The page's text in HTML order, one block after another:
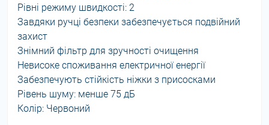
Рівні режиму швидкості: 2
Завдяки ручці безпеки забезпечується подвійний
захист
Знімний фільтр для зручності очищення
Невисоке споживання електричної енергії
Забезпечують стійкість ніжки з присосками
Рівень шуму: менше 75 дБ
Колір: Червоний